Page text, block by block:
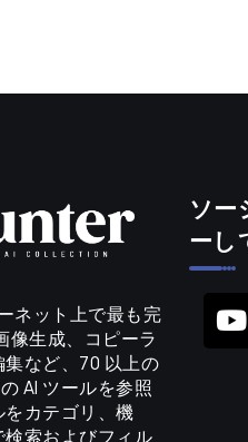
ネット上で最も完
像生成、コピーラ
など、70 以上の
AI ツールを参照
カテゴリ、機
索およびフィル
ソー
ーし